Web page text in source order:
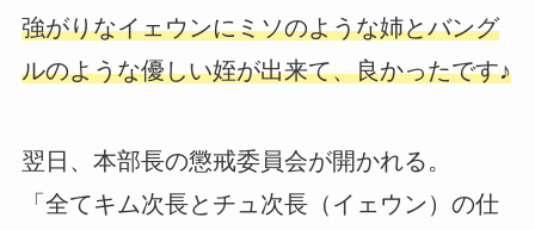
強がりなイェウンにミソのような姉とバング
ルのような優しい姪が出来て、良かったです♪
翌日、本部長の懲戒委員会が開かれる。
「全てキム次長とチュ次長（イェウン）の仕